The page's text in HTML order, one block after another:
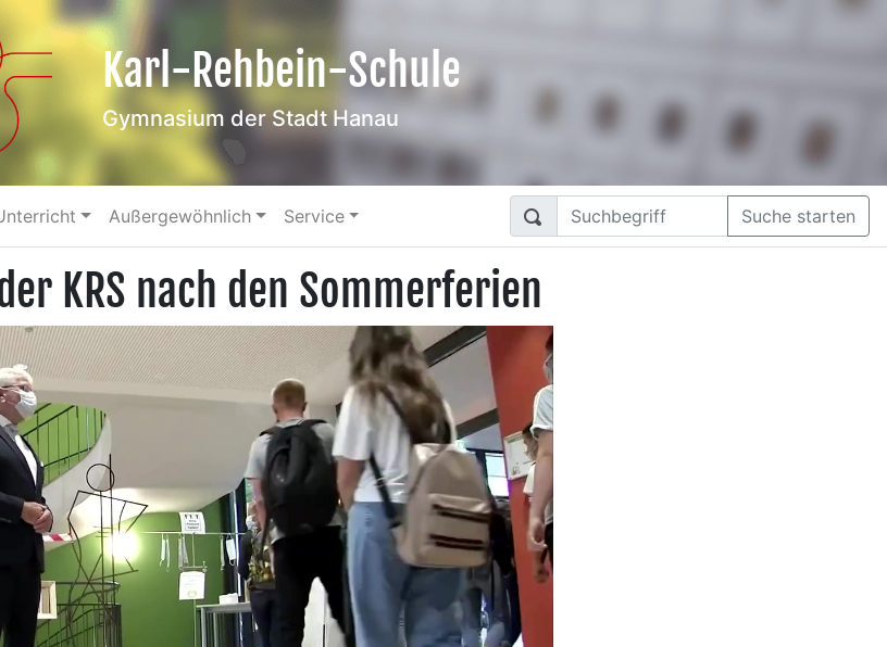
Karl-Rehbein-Schule
Gymnasium der Stadt Hanau
Außergewöhnlich Service Suche starten
KRS nach den Sommerferien